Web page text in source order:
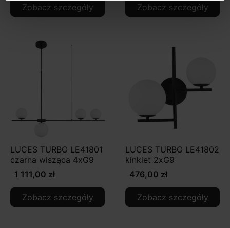
Zobacz szczegóły Zobacz szczegóły
LUCES TURBO LE41801
czarna wisząca 4xG9
1 111,00 zł
Zobacz szczegóły
LUCES TURBO LE41802
kinkiet 2xG9
476,00 zł
Zobacz szczegóły